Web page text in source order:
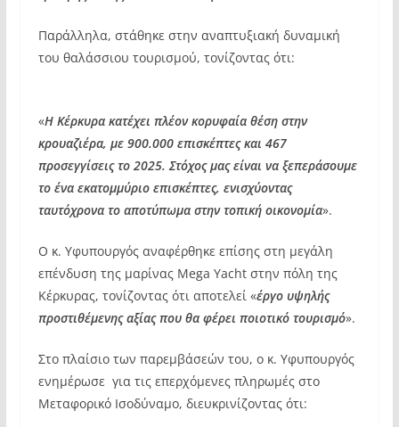
Παράλληλα, στάθηκε στην αναπτυξιακή δυναμική
του θαλάσσιου τουρισμού, τονίζοντας ότι:
«Η Κέρκυρα κατέχει πλέον κορυφαία θέση στην
κρουαζιέρα, με 900.000 επισκέπτες και 467
προσεγγίσεις το 2025. Στόχος μας είναι να ξεπεράσουμε
το ένα εκατομμύριο επισκέπτες, ενισχύοντας
ταυτόχρονα το αποτύπωμα στην τοπική οικονομία».
Ο κ. Υφυπουργός αναφέρθηκε επίσης στη μεγάλη
επένδυση της μαρίνας Mega Yacht στην πόλη της
Κέρκυρας, τονίζοντας ότι αποτελεί «έργο υψηλής
προστιθέμενης αξίας που θα φέρει ποιοτικό τουρισμό».
Στο πλαίσιο των παρεμβάσεών του, ο κ. Υφυπουργός
ενημέρωσε για τις επερχόμενες πληρωμές στο
Μεταφορικό Ισοδύναμο, διευκρινίζοντας ότι: